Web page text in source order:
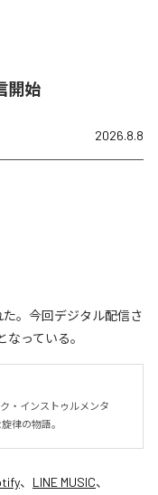
開始
2026.8.8
た。今回デジタル配信さ
なっている。
・インストゥルメンタ
律の物語。
、 LINE MUSIC、